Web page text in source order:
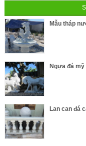
Mẫu tháp
Ngựa đá mỹ
Lan can đá